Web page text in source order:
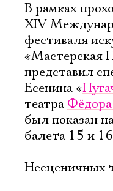
В рамках
XIV
фестиваля
«Мастерская
представил
Есенина «
театра
был показан
балета 15 и
Несценичных